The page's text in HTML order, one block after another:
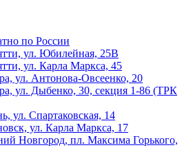
по России
ул. Юбилейная, 25В
ул. Карла Маркса, 45
ул. Антонова-Овсеенко, 20
ул. Дыбенко, 30, секция 1-86 (ТРК
ул. Спартаковская, 14
ул. Карла Маркса, 17
Новгород, пл. Максима Горького,